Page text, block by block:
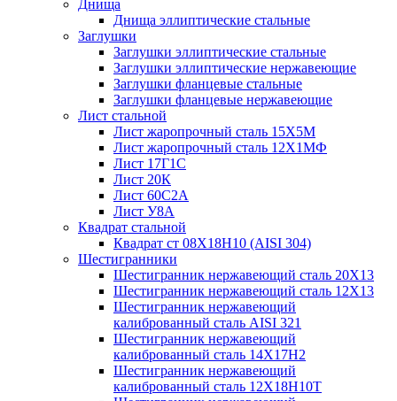
Днища
Днища эллиптические стальные
Заглушки
Заглушки эллиптические стальные
Заглушки эллиптические нержавеющие
Заглушки фланцевые стальные
Заглушки фланцевые нержавеющие
Лист стальной
Лист жаропрочный сталь 15Х5М
Лист жаропрочный сталь 12Х1МФ
Лист 17Г1С
Лист 20К
Лист 60С2А
Лист У8А
Квадрат стальной
Квадрат ст 08Х18Н10 (AISI 304)
Шестигранники
Шестигранник нержавеющий сталь 20Х13
Шестигранник нержавеющий сталь 12Х13
Шестигранник нержавеющий
калиброванный сталь AISI 321
Шестигранник нержавеющий
калиброванный сталь 14Х17Н2
Шестигранник нержавеющий
калиброванный сталь 12Х18Н10Т